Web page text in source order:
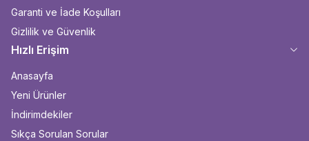
Garanti ve İade Koşulları
Gizlilik ve Güvenlik
Hızlı Erişim
Anasayfa
Yeni Ürünler
İndirimdekiler
Sıkça Sorulan Sorular